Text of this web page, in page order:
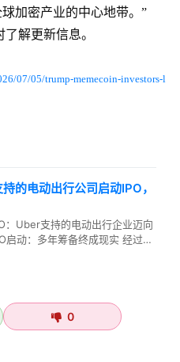
加密产业的中心地带。”
了解更新信息。
07/05/trump-memecoin-investors-l
的电动出行公司启动IPO，
：Uber支持的电动出行企业迈向
启动：多年筹备终成现实 经过多
0